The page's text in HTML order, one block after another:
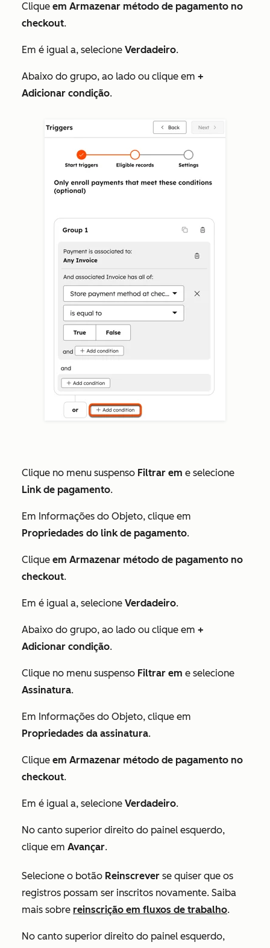
Clique em Armazenar método de pagamento no
checkout.
Em é igual a, selecione Verdadeiro.
Abaixo do grupo, ao lado ou clique em +
Adicionar condição.
Clique no menu suspenso Filtrar em e selecione
Link de pagamento.
Em Informações do Objeto, clique em
Propriedades do link de pagamento.
Clique em Armazenar método de pagamento no
checkout.
Em é igual a, selecione Verdadeiro.
Abaixo do grupo, ao lado ou clique em +
Adicionar condição.
Clique no menu suspenso Filtrar em e selecione
Assinatura.
Em Informações do Objeto, clique em
Propriedades da assinatura.
Clique em Armazenar método de pagamento no
checkout.
Em é igual a, selecione Verdadeiro.
No canto superior direito do painel esquerdo,
clique em Avançar.
Selecione o botão Reinscrever se quiser que os
registros possam ser inscritos novamente. Saiba
mais sobre reinscrição em fluxos de trabalho.
No canto superior direito do painel esquerdo,